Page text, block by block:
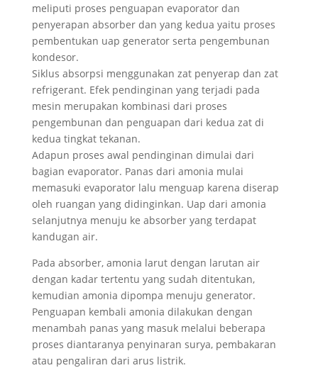
meliputi proses penguapan evaporator dan
penyerapan absorber dan yang kedua yaitu proses
pembentukan uap generator serta pengembunan
kondesor.
Siklus absorpsi menggunakan zat penyerap dan zat
refrigerant. Efek pendinginan yang terjadi pada
mesin merupakan kombinasi dari proses
pengembunan dan penguapan dari kedua zat di
kedua tingkat tekanan.
Adapun proses awal pendinginan dimulai dari
bagian evaporator. Panas dari amonia mulai
memasuki evaporator lalu menguap karena diserap
oleh ruangan yang didinginkan. Uap dari amonia
selanjutnya menuju ke absorber yang terdapat
kandugan air.
Pada absorber, amonia larut dengan larutan air
dengan kadar tertentu yang sudah ditentukan,
kemudian amonia dipompa menuju generator.
Penguapan kembali amonia dilakukan dengan
menambah panas yang masuk melalui beberapa
proses diantaranya penyinaran surya, pembakaran
atau pengaliran dari arus listrik.